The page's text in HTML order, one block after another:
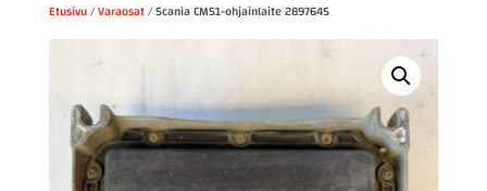
Etusivu/Varaosat/ Scania CMS1-ohjainlaite 2897645